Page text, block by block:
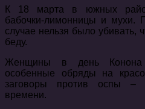
К 18 марта в южных
бабочки-лимонницы и мухи.
случае нельзя было убивать,
беду.
Женщины в день Конона
особенные обряды на
заговоры против оспы –
времени.